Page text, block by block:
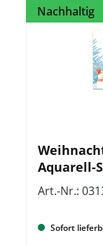
Nachhaltig
Aquarell-
Art.-Nr.:
Sofort